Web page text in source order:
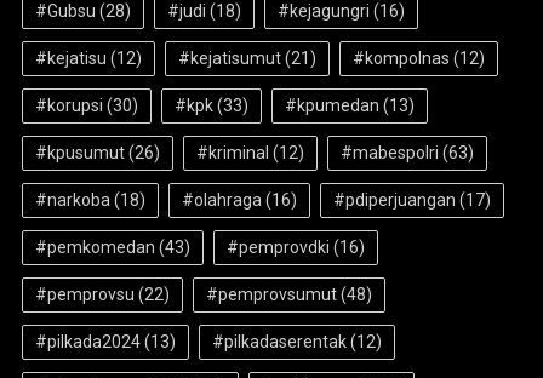
#Gubsu (28) #judi (18) #kejagungri (16)
#kejatisu (12) #kejatisumut(21) #kompolnas (12)
#korupsi (30) #kpk(33) #kpumedan (13)
#kpusumut(26) #kriminal (12) #mabespolri (63)
#narkoba(18) #olahraga(16) #pdiperjuangan (17)
#pemkomedan (43) #pemprovdki (16)
#pemprovsu (22) #pemprovsumut(48)
#pilkada2024(13) #pilkadaserentak(12)